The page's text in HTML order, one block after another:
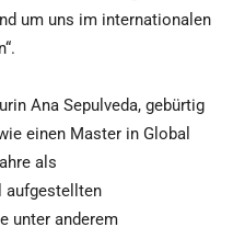
um uns im internationalen
Ana Sepulveda, gebürtig
einen Master in Global
als
aufgestellten
unter anderem